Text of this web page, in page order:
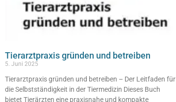
Tierarztpraxis gründen und betreiben
5. Juni 2025
Tierarztpraxis gründen und betreiben – Der Leitfaden für
die Selbstständigkeit in der Tiermedizin Dieses Buch
bietet Tierärzten eine praxisnahe und kompakte